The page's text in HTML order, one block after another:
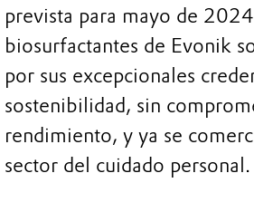
prevista para mayo de
biosurfactantes de Evonik
por sus excepcionales
sostenibilidad, sin
rendimiento, y ya se
sector del cuidado personal.